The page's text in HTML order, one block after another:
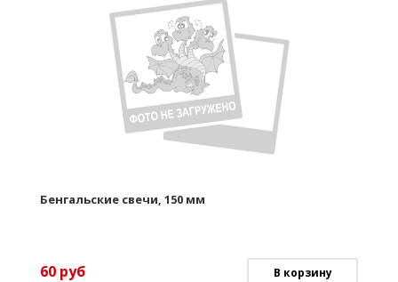
Бенгальские свечи, 150 мм
60 руб В корзину